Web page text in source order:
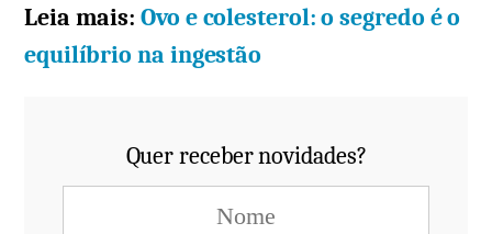
Leia mais:Ovo e colesterol: o segredo é o
equilíbrio na ingestão
Quer receber novidades?